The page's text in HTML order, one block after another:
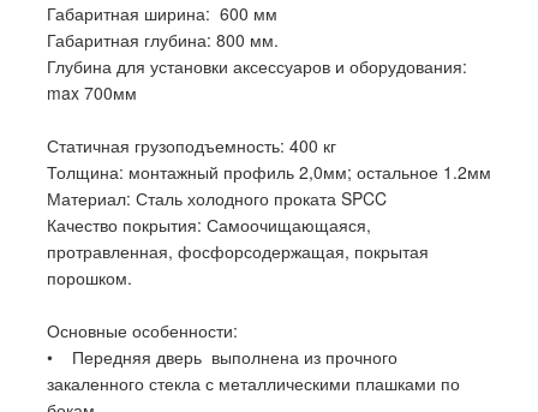
Габаритная ширина: 600 мм
Габаритная глубина: 800 мм.
Глубина для установки аксессуаров и оборудования:
max 700мм
Статичная грузоподъемность: 400 кг
Толщина: монтажный профиль 2,0мм; остальное 1.2мм
Материал: Сталь холодного проката SPCC
Качество покрытия: Самоочищающаяся,
протравленная, фосфорсодержащая, покрытая
порошком.
Основные особенности:
• Передняя дверь выполнена из прочного
закаленного стекла с металлическими плашками по